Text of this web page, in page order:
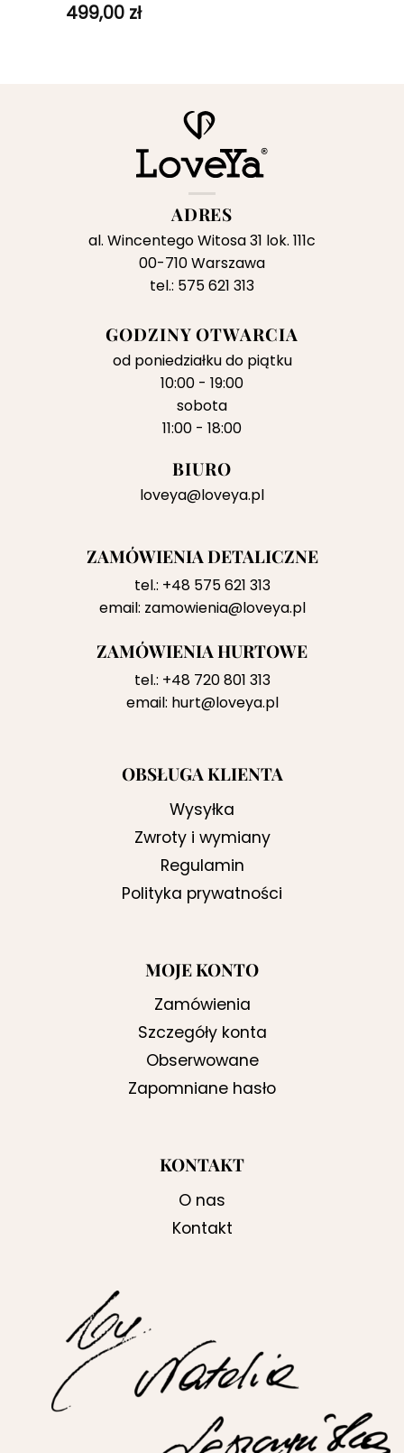
499,00 zł
ADRES
al. Wincentego Witosa 31 lok. 111c
00-710 Warszawa
tel.: 575 621 313
GODZINY OTWARCIA
od poniedziałku do piątku
10:00 - 19:00
sobota
11:00 - 18:00
BIURO
loveya@loveya.pl
ZAMÓWIENIA DETALICZNE
tel.: +48 575 621 313
email: zamowienia@loveya.pl
ZAMÓWIENIA HURTOWE
tel.: +48 720 801 313
email: hurt@loveya.pl
OBSŁUGA KLIENTA
Wysyłka
Zwroty i wymiany
Regulamin
Polityka prywatności
MOJE KONTO
Zamówienia
Szczegóły konta
Obserwowane
Zapomniane hasło
KONTAKT
O nas
Kontakt